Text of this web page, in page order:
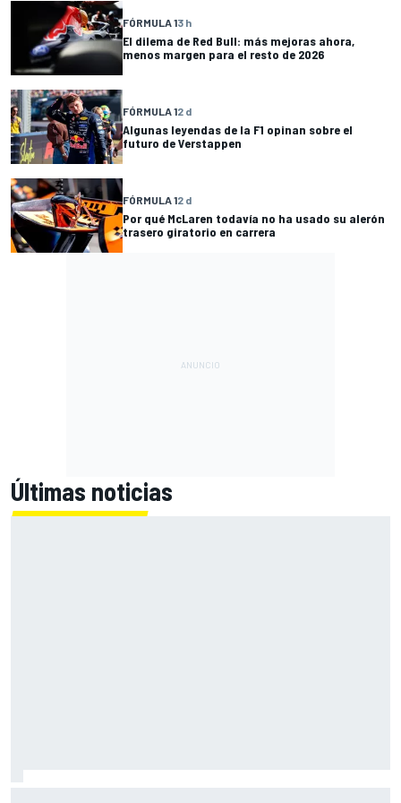
FÓRMULA 13 h
El dilema de Red Bull: más mejoras ahora,
menos margen para el resto de 2026
FÓRMULA 12 d
Algunas leyendas de la F1 opinan sobre el
futuro de Verstappen
FÓRMULA 12 d
Por qué McLaren todavía no ha usado su alerón
trasero giratorio en carrera
Últimas noticias